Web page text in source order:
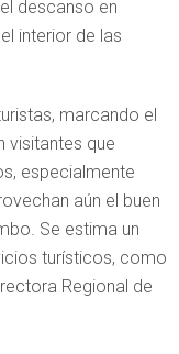
descanso en
interior de las
marcando el
visitantes que
especialmente
aún el buen
Se estima un
turísticos, como
Regional de